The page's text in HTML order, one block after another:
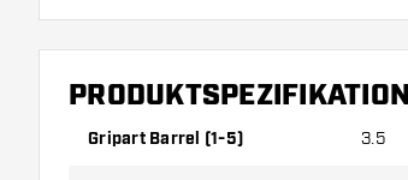
Gripart Barrel (1-5) 3.5